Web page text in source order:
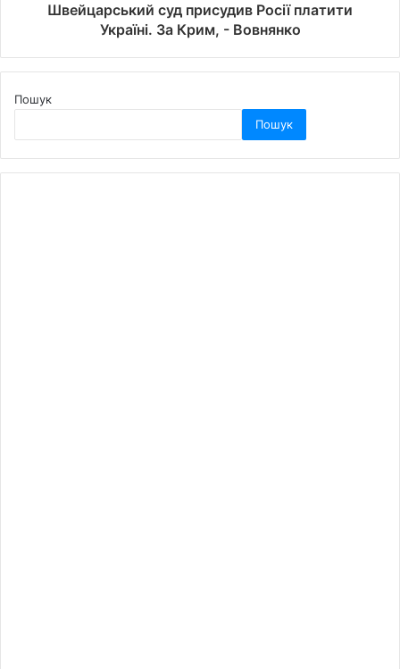
Швейцарський суд присудив Росії платити
Україні. За Крим, - Вовнянко
Пошук
Пошук